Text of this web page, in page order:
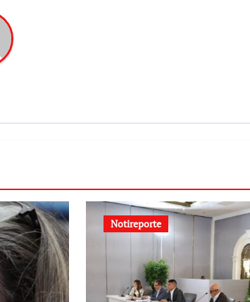
Notireporte